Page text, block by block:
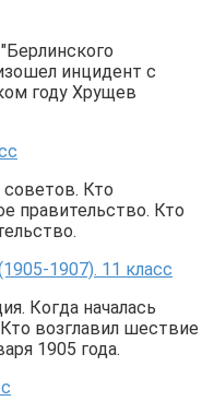
инцидент с
году Хрущев
Кто
правительство. Кто
1907). 11 класс
Когда началась
возглавил шествие
1905 года.